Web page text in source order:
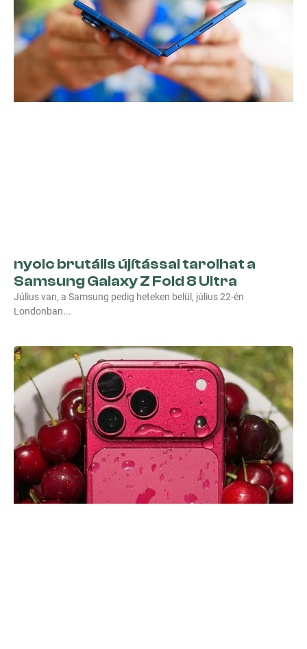
nyolc brutális újítással tarolhat a
Samsung Galaxy Z Fold 8 Ultra
Július van, a Samsung pedig heteken belül, július 22-én
Londonban